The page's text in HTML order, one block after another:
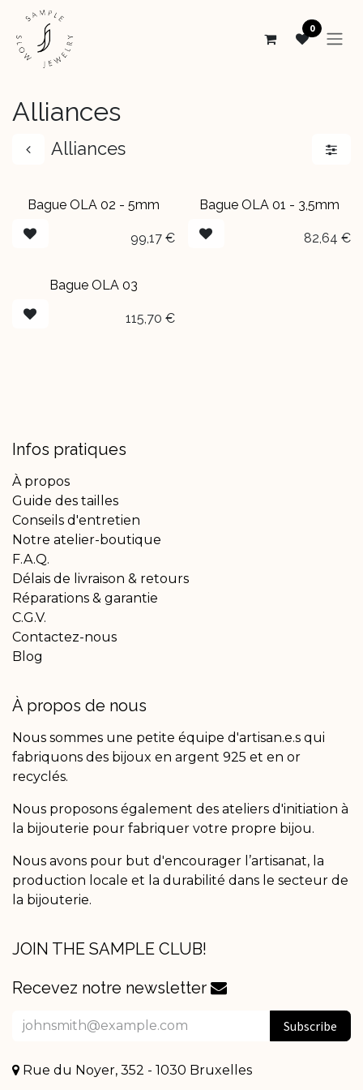
Se rendre au contenu
0
Alliances
Alliances
Bague OLA 02 - 5mm
99,17€
Bague OLA 01 - 3,5mm
82,64 €
Bague OLA 03
115,70 €
Infos pratiques
À propos
Guide des tailles
Conseils d'entretien
Notre atelier-boutique
F.A.Q.
Délais de livraison & retours
Réparations & garantie
C.G.V.
Contactez-nous
Blog
À propos de nous
Nous sommes une petite équipe d'artisan.e.s qui
fabriquons des bijoux en argent 925 et en or
recyclés.
Nous proposons également des ateliers d'initiation à
la bijouterie pour fabriquer votre propre bijou.
Nous avons pour but d'encourager l’artisanat, la
production locale et la durabilité dans le secteur de
la bijouterie.
JOIN THE SAMPLE CLUB!
Recevez notre newsletter
Subscribe
Rue du Noyer, 352 - 1030 Bruxelles